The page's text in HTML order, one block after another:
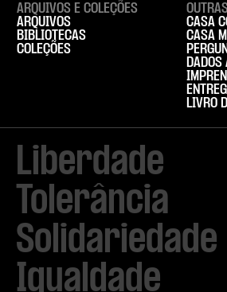
Liberdade
Tolerância
Solidariedade
Igualdade
ARQUIVOS E COLEÇÕES
ARQUIVOS
BIBLIOTECAS
COLEÇÕES
CASA
CASA
DADOS
LIVRO